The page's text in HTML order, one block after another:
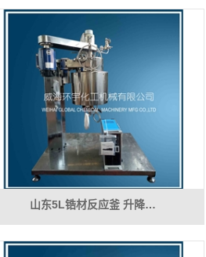
山东5L锆材反应釜 升降…